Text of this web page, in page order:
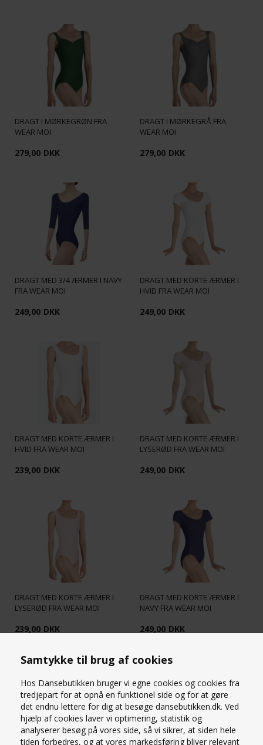
Samtykke til brug af cookies
Hos Dansebutikken bruger vi egne cookies og cookies fra
tredjepart for at opnå en funktionel side og for at gøre
det endnu lettere for dig at besøge dansebutikken.dk. Ved
hjælp af cookies laver vi optimering, statistik og
analyserer besøg på vores side, så vi sikrer, at siden hele
tiden forbedres, og at vores markedsføring bliver relevant
DRAGT I MØRKEGRØN FRA
WEAR MOI
279,00 DKK
DRAGT I MØRKEGRÅ FRA
WEAR MOI
279,00 DKK
DRAGT MED 3/4 ÆRMER I NAVY
FRA WEAR MOI
249,00 DKK
DRAGT MED KORTE ÆRMER I
HVID FRA WEAR MOI
249,00 DKK
DRAGT MED KORTE ÆRMER I
HVID FRA WEAR MOI
239,00 DKK
DRAGT MED KORTE ÆRMER I
LYSERØD FRA WEAR MOI
249,00 DKK
DRAGT MED KORTE ÆRMER I
LYSERØD FRA WEAR MOI
239,00 DKK
DRAGT MED KORTE ÆRMER I
NAVY FRA WEAR MOI
249,00 DKK